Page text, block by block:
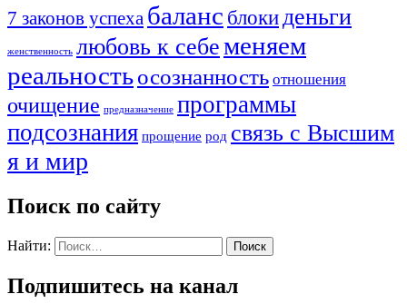
7 законов успеха баланс блокиденьги
женственность любовь к себеменяем
реальностьосознанность отношения
очищение предназначение программы
подсознания прощение род связь с Высшим
я и мир
Поиск по сайту
Найти:
Подпишитесь на канал